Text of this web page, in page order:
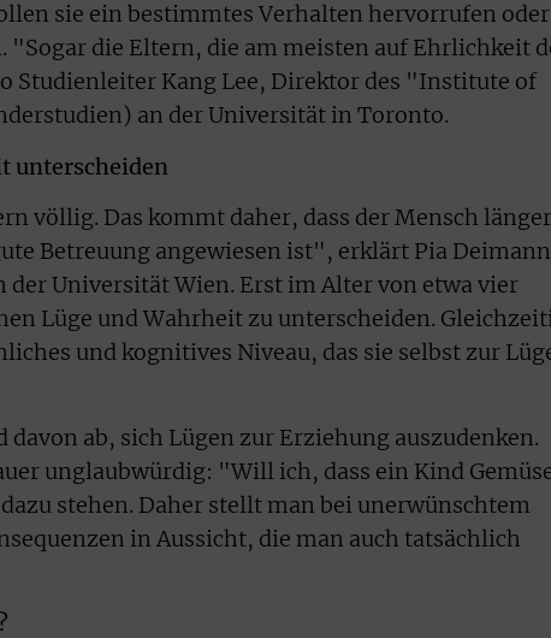
sie ein bestimmtes Verhalten hervorrufen oder
"Sogar die Eltern, die am meisten auf Ehrlichkeit
Studienleiter Kang Lee, Direktor des "Institute of
an der Universität in Toronto.
unterscheiden
völlig. Das kommt daher, dass der Mensch länger
Betreuung angewiesen ist", erklärt Pia
Universität Wien. Erst im Alter von etwa vier
Lüge und Wahrheit zu unterscheiden.
und kognitives Niveau, das sie selbst zur
ab, sich Lügen zur Erziehung auszudenken.
unglaubwürdig: "Will ich, dass ein Kind
stehen. Daher stellt man bei unerwünschtem
in Aussicht, die man auch tatsächlich